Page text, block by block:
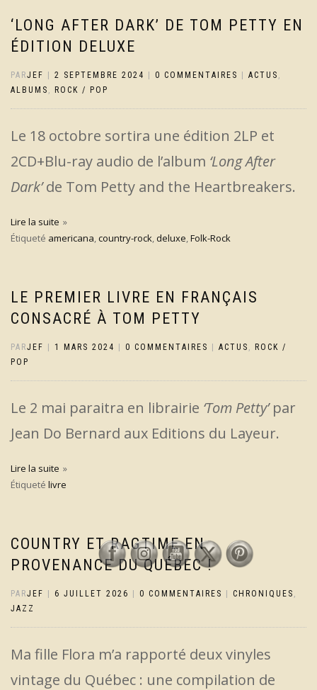
‘LONG AFTER DARK’ DE TOM PETTY EN
ÉDITION DELUXE
PARJEF 2 SEPTEMBRE 2024 0 COMMENTAIRES ACTUS ,
ALBUMS , ROCK / POP
Le 18 octobre sortira une édition 2LP et
2CD+Blu-ray audio de l’album ‘Long After
Dark’de Tom Petty and the Heartbreakers.
Lire la suite
Étiqueté americana,country-rock,deluxe,Folk-Rock
LE PREMIER LIVRE EN FRANÇAIS
CONSACRÉ À TOM PETTY
PARJEF 1 MARS 2024 0 COMMENTAIRES ACTUS ,
ROCK /
POP
Le 2 mai paraitra en librairie ‘Tom Petty’par
Jean Do Bernard aux Editions du Layeur.
Lire la suite
Étiqueté livre
COUNTRY ET RAGTIME EN
PROVENANCE DU QUÉBEC !
PARJEF 6 JUILLET 2026 0 COMMENTAIRES CHRONIQUES ,
JAZZ
Ma fille Flora m’a rapporté deux vinyles
vintage du Québec : une compilation de